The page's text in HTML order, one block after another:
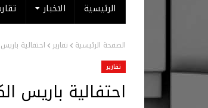
الرئيسية الاخبار
الصفحة الرئيسية تقارير احتفالية
تقارير
احتفالية باريس